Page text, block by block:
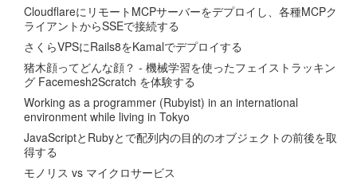
CloudflareにリモートMCPサーバーをデプロイし、各種MCPク
ライアントからSSEで接続する
さくらVPSにRails8をKamalでデプロイする
猪木顔ってどんな顔？ - 機械学習を使ったフェイストラッキン
グ Facemesh2Scratch を体験する
Working as a programmer (Rubyist) in an international
environment while living in Tokyo
JavaScriptとRubyとで配列内の目的のオブジェクトの前後を取
得する
モノリス vs マイクロサービス